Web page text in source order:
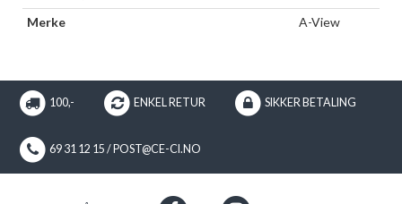
Merke
A-View
100,- ENKEL RETUR SIKKER BETALING
69 31 12 15 / POST@CE-CI.NO